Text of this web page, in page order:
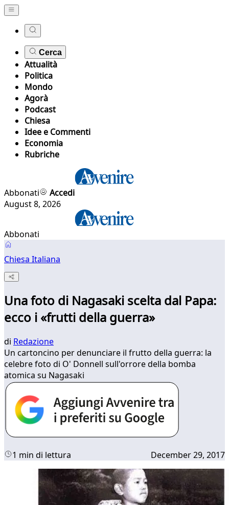
Cerca
Attualità
Politica
Mondo
Agorà
Podcast
Chiesa
Idee e Commenti
Economia
Rubriche
Abbonati
Accedi
August 8, 2026
Abbonati
Chiesa Italiana
Una foto di Nagasaki scelta dal Papa:
ecco i «frutti della guerra»
di Redazione
Un cartoncino per denunciare il frutto della guerra: la
celebre foto di O' Donnell sull'orrore della bomba
atomica su Nagasaki
1 min di lettura December 29, 2017